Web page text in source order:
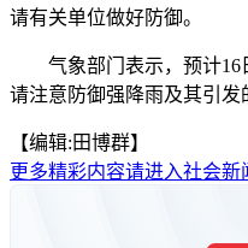
请有关单位做好防御。
气象部门表示，预计16日
请注意防御强降雨及其引发
【编辑:田博群】
更多精彩内容请进入社会新